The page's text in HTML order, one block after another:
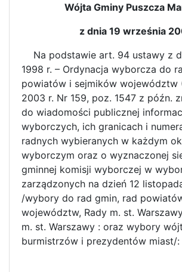
Wójta Gminy Puszcza
z dnia 19 września
Na podstawie art. 94 ustawy z
1998 r. – Ordynacja wyborcza do
powiatów i sejmików województw
2003 r. Nr 159, poz. 1547 z późn.
do wiadomości publicznej
wyborczych, ich granicach i
radnych wybieranych w każdym
wyborczym oraz o wyznaczonej
gminnej komisji wyborczej w
zarządzonych na dzień 12
/wybory do rad gmin, rad
województw, Rady m. st.
m. st. Warszawy : oraz wybory
burmistrzów i prezydentów miast/: